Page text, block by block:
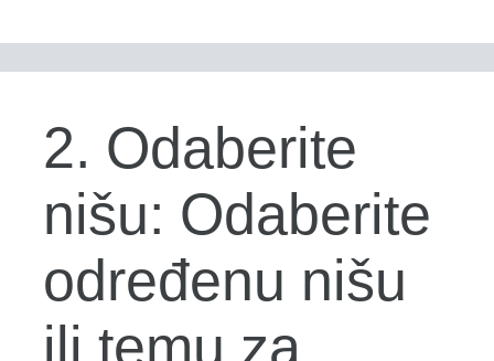
2. Odaberite
nišu: Odaberite
određenu nišu
ili temu za